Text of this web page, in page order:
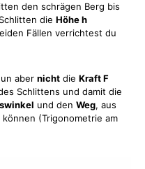
den schrägen Berg bis
die Höhe h
Fällen verrichtest du
aber nicht die Kraft F
Schlittens und damit die
und den Weg, aus
(Trigonometrie am